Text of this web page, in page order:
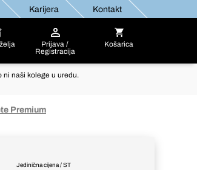
Karijera Kontakt
Prijava /
Registracija
Košarica
ni naši kolege u uredu.
Premium
Jedinična cijena / ST